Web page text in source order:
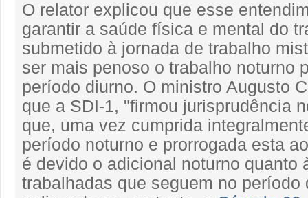
O relator explicou que esse
garantir a saúde física e mental do
submetido à jornada de trabalho
ser mais penoso o trabalho noturno
período diurno. O ministro Augusto
que a SDI-1, "firmou jurisprudência
que, uma vez cumprida
período noturno e prorrogada esta
é devido o adicional noturno quanto
trabalhadas que seguem no período